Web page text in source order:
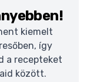
kiemelt
így
a recepteket
között.